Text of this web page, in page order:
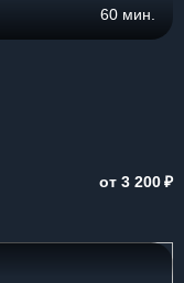
60 мин.
от 3 200₽